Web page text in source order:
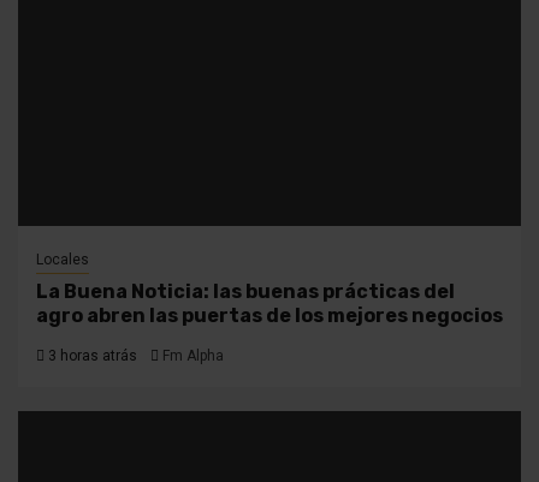
Locales
La Buena Noticia: las buenas prácticas del
agro abren las puertas de los mejores negocios
3 horas atrás Fm Alpha